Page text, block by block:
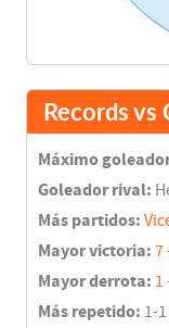
Records vs
Máximo
Goleador rival:
Más partidos:
Mayor victoria: 7
Mayor derrota: 1
Más repetido: 1-